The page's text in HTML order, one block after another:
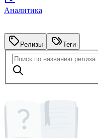
Аналитика
Релизы Теги